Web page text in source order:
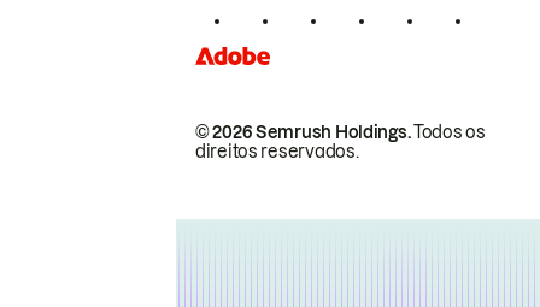
© 2026 Semrush Holdings.Todos os
direitos reservados.